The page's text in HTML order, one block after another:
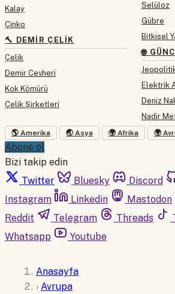
Kalay
Çinko
🔨 DEMIR ÇELIK
Çelik
Demir Cevheri
Kok Kömürü
Çelik Şirketleri
Selüloz
Gübre
Bitkisel
🌐
Elektrik
Deniz
Nadir
🌎 Amerika 🌏 Asya 🌍 Afrika 🌍
Abone ol
Bizi takip edin
Twitter
Bluesky Discord
Instagram
Linkedin Mastodon
Reddit
Telegram Threads
Whatsapp
Youtube
Anasayfa
› Avrupa